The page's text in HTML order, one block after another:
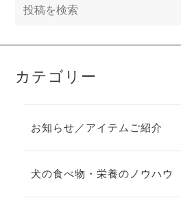
カテゴリー
お知らせ／アイテムご紹介
犬の食べ物・栄養のノウハウ